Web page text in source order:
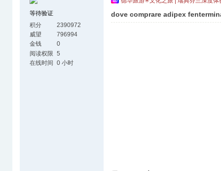
等待验证
积分
2390972
威望
796994
金钱
0
阅读权限 5
在线时间 0 小时
dove comprare adipex